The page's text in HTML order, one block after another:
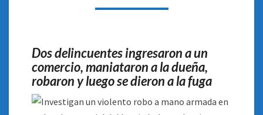
BARRIO
INDEPENDENCIA
Dos delincuentes ingresaron a un
comercio, maniataron a la dueña,
robaron y luego se dieron a la fuga